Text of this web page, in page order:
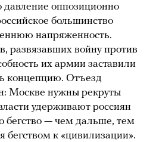
давление оппозиционно
большинство
напряженность.
развязавших войну против
их армии заставили
концепцию. Отъезд
Москве нужны рекруты
удерживают россиян
бегство — чем дальше, тем
бегством к «цивилизации».